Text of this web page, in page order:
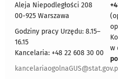
Aleja Niepodległości 208
00-925 Warszawa
Godziny pracy Urzędu: 8.15–
16.15
Kancelaria: +48 22 608 30 00
w